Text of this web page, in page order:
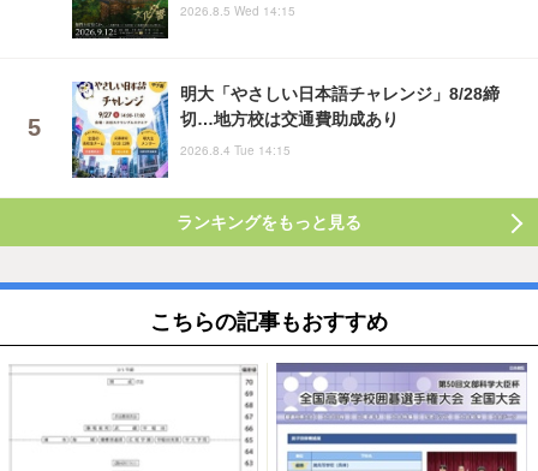
2026.8.5 Wed 14:15
明大「やさしい日本語チャレンジ」8/28締
切…地方校は交通費助成あり
2026.8.4 Tue 14:15
ランキングをもっと見る
こちらの記事もおすすめ